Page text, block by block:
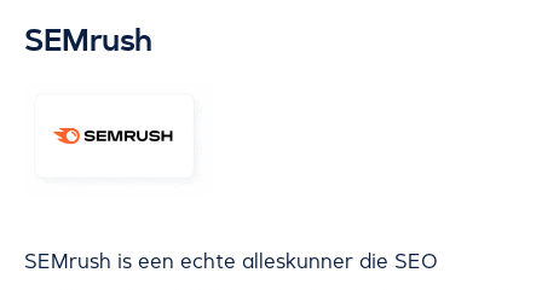
SEMrush
SEMrush is een echte alleskunner die SEO